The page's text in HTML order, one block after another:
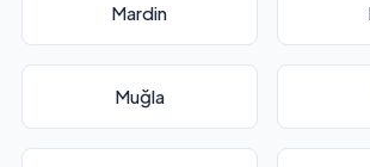
Mardin
Muğla